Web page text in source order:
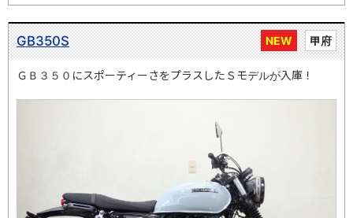
NEW 甲府
GB350S
ＧＢ３５０にスポーティーさをプラスしたＳモデルが入庫！